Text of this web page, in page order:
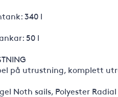
340 l
50 l
på utrustning, komplett
Noth sails, Polyester